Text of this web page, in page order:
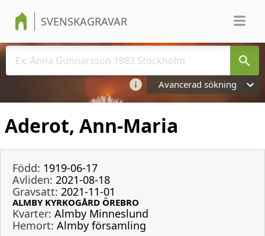
SVENSKAGRAVAR
Avancerad sökning
Aderot, Ann-Maria
Född: 1919-06-17
Avliden: 2021-08-18
Gravsatt: 2021-11-01
ALMBY KYRKOGÅRD ÖREBRO
Kvarter: Almby Minneslund
Hemort: Almby församling